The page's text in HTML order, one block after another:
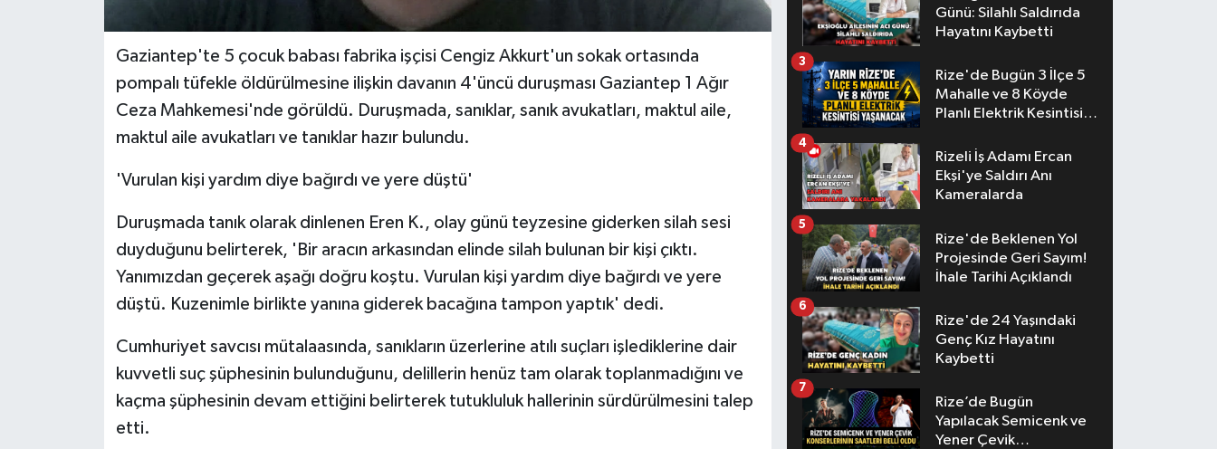
Gaziantep'te 5 çocuk babası fabrika işçisi Cengiz Akkurt'un sokak ortasında
pompalı tüfekle öldürülmesine ilişkin davanın 4'üncü duruşması Gaziantep 1 Ağır
Ceza Mahkemesi'nde görüldü. Duruşmada, sanıklar, sanık avukatları, maktul aile,
maktul aile avukatları ve tanıklar hazır bulundu.
'Vurulan kişi yardım diye bağırdı ve yere düştü'
Duruşmada tanık olarak dinlenen Eren K., olay günü teyzesine giderken silah sesi
duyduğunu belirterek, 'Bir aracın arkasından elinde silah bulunan bir kişi çıktı.
Yanımızdan geçerek aşağı doğru koştu. Vurulan kişi yardım diye bağırdı ve yere
düştü. Kuzenimle birlikte yanına giderek bacağına tampon yaptık' dedi.
Cumhuriyet savcısı mütalaasında, sanıkların üzerlerine atılı suçları işlediklerine dair
kuvvetli suç şüphesinin bulunduğunu, delillerin henüz tam olarak toplanmadığını ve
kaçma şüphesinin devam ettiğini belirterek tutukluluk hallerinin sürdürülmesini talep
etti.
Günü: Silahlı Saldırıda
Hayatını Kaybetti
Rize'de Bugün 3 İlçe 5
Mahalle ve 8 Köyde
Planlı Elektrik Kesintisi
3
Rizeli İş Adamı Ercan
Ekşi'ye Saldırı Anı
Kameralarda
4
Rize'de Beklenen Yol
Projesinde Geri Sayım!
İhale Tarihi Açıklandı
5
Rize'de 24 Yaşındaki
Genç Kız Hayatını
Kaybetti
6
Rize’de Bugün
Yapılacak Semicenk ve
Yener Çevik
7